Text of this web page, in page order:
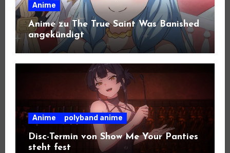
Anime
Anime zu The True Saint Was Banished
angekündigt
Anime polyband anime
Disc-Termin von Show Me Your Panties
steht fest